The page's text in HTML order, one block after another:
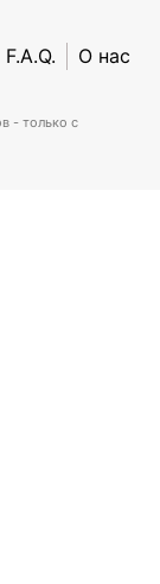
F.A.Q. О нас
- только с